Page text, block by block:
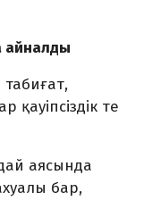
айналды
табиғат,
те
аясында
бар,